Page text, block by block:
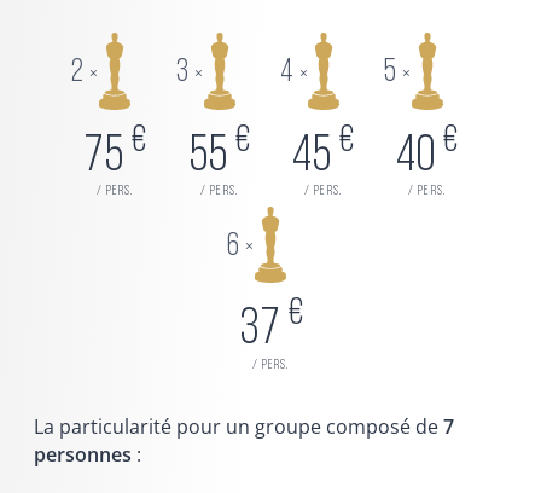
2 ×
75 €
/ pers.
3 ×
55 €
/ pers.
4 ×
45 €
/ pers.
5 ×
40 €
/ pers.
6 ×
37 €
/ pers.
La particularité pour un groupe composé de7
personnes :